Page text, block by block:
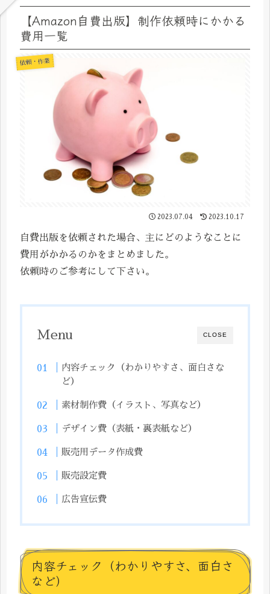
【Amazon自費出版】制作依頼時にかかる
費用一覧
依頼・作業
2023.07.04 2023.10.17
自費出版を依頼された場合、主にどのようなことに
費用がかかるのかをまとめました。
依頼時のご参考にして下さい。
CLOSE
Menu
内容チェック（わかりやすさ、面白さな
ど）
素材制作費（イラスト、写真など）
デザイン費（表紙・裏表紙など）
販売用データ作成費
販売設定費
広告宣伝費
内容チェック（わかりやすさ、面白さ
など）